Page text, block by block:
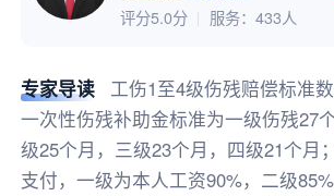
评分5.0分 服务： 433人
专家导读
工伤1至4级伤残赔偿标准
一次性伤残补助金标准为一级伤残27
级25个月，三级23个月，四级21个月
支付，一级为本人工资90%，二级